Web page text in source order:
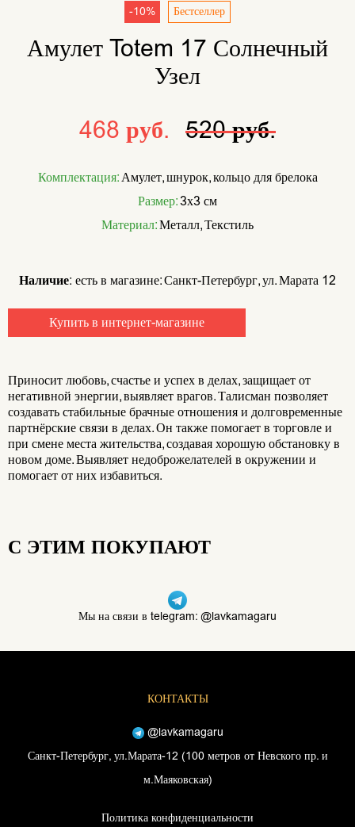
-10% Бестселлер
Амулет Totem 17 Солнечный
Узел
468 руб.
520 руб.
Комплектация:Амулет, шнурок, кольцо для брелока
Размер:3х3 см
Материал:Металл, Текстиль
Наличие: есть в магазине: Санкт-Петербург, ул. Марата 12
Купить в интернет-магазине
Приносит любовь, счастье и успех в делах, защищает от
негативной энергии, выявляет врагов. Талисман позволяет
создавать стабильные брачные отношения и долговременные
партнёрские связи в делах. Он также помогает в торговле и
при смене места жительства, создавая хорошую обстановку в
новом доме. Выявляет недоброжелателей в окружении и
помогает от них избавиться.
С ЭТИМ ПОКУПАЮТ
Мы на связи в telegram: @lavkamagaru
КОНТАКТЫ
@lavkamagaru
Санкт-Петербург, ул.Марата-12 (100 метров от Невского пр. и
м.Маяковская)
Политика конфиденциальности